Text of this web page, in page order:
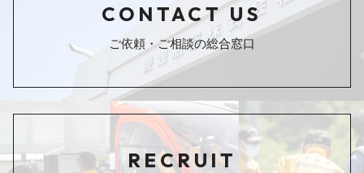
CONTACT US
ご依頼・ご相談の総合窓口
RECRUIT